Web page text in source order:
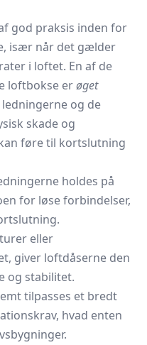
god praksis inden for
især når det gælder
i loftet. En af de
loftbokse erøget
og de
skade og
føre til kortslutning
holdes på
for løse forbindelser,
eller
giver loftdåserne den
og stabilitet.
tilpasses et bredt
hvad enten